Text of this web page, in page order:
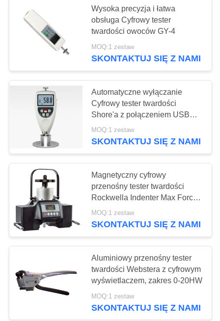
Wysoka precyzja i łatwa
obsługa Cyfrowy tester
twardości owoców GY-4
MOQ:1 zestaw
SKONTAKTUJ SIĘ Z NAMI
Automatyczne wyłączanie
Cyfrowy tester twardości
Shore'a z połączeniem USB
Obliczanie średniej
MOQ:1 zestaw
SKONTAKTUJ SIĘ Z NAMI
Magnetyczny cyfrowy
przenośny tester twardości
Rockwella Indenter Max Force
187,5Kgf
MOQ:1 zestaw
SKONTAKTUJ SIĘ Z NAMI
Aluminiowy przenośny tester
twardości Webstera z cyfrowym
wyświetlaczem, zakres 0-20HW
MOQ:1 zestaw
SKONTAKTUJ SIĘ Z NAMI